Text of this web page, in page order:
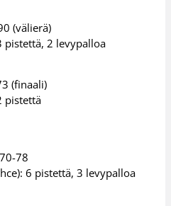
(välierä)
pistettä, 2 levypalloa
(finaali)
pistettä
78
6 pistettä, 3 levypalloa